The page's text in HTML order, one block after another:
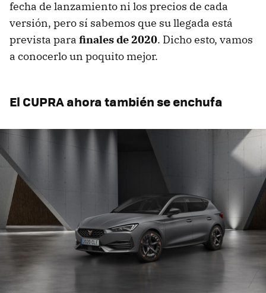
fecha de lanzamiento ni los precios de cada
versión, pero sí sabemos que su llegada está
prevista para finales de 2020. Dicho esto, vamos
a conocerlo un poquito mejor.
El CUPRA ahora también se enchufa